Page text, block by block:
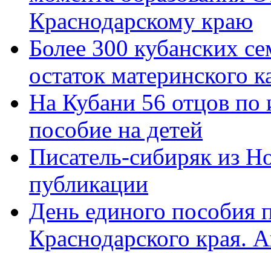
Краснодарскому краю
Более 300 кубанских
остаток материнского
На Кубани 56 отцов по
пособие на детей
Писатель-сибиряк из
публикации
День единого пособия
Краснодарского края.